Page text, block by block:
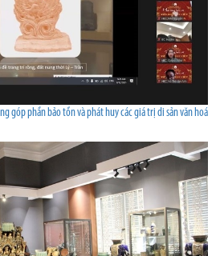
góp phần bảo tồn và phát huy các giá trị di sản văn hoá